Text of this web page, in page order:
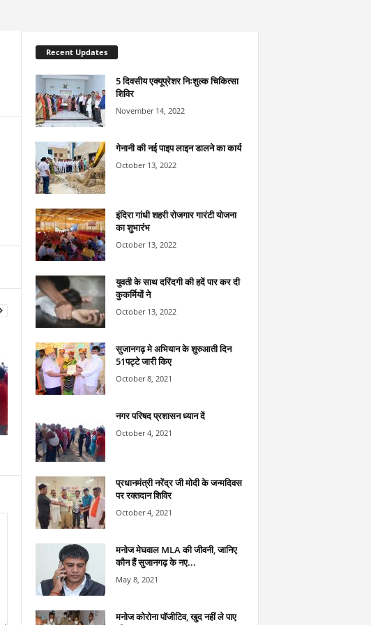
Recent Updates
5 दिवसीय एक्यूप्रेशर निःशुल्क चिकित्सा
शिविर
November 14, 2022
गेनानी की नई पाइप लाइन डालने का कार्य
October 13, 2022
इंदिरा गांधी शहरी रोजगार गारंटी योजना
का शुभारंभ
October 13, 2022
युवती के साथ दरिंदगी की हदें पार कर दी
कुकर्मियों ने
October 13, 2022
सुजानगढ़ मे अभियान के शुरुआती दिन
51पट्टे जारी किए
October 8, 2021
नगर परिषद प्रशासन ध्यान दें
October 4, 2021
प्रधानमंत्री नरेंद्र जी मोदी के जन्मदिवस
पर रक्तदान शिविर
October 4, 2021
मनोज मेघवाल MLA की जीवनी, जानिए
कौन हैं सुजानगढ़ के नए...
May 8, 2021
मनोज कोरोना पॉजीटिव, खुद नहीं ले पाए